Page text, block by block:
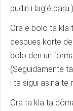
pudin i lag’é para.)
Ora e bolo ta kla
despues korte
bolo den un
(Seguidamente
i ta sigui asina te
Ora ta kla ta